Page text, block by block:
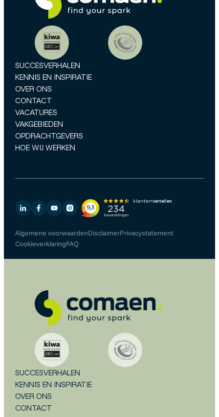
SUCCESVERHALEN
KENNIS EN INSPIRATIE
OVER ONS
CONTACT
VACATURES
VAKGEBIEDEN
OPDRACHTGEVERS
HOE WIJ WERKEN
Algemene voorwaardenDisclaimerPrivacystatement
CookieverklaringFAQ
SUCCESVERHALEN
KENNIS EN INSPIRATIE
OVER ONS
CONTACT